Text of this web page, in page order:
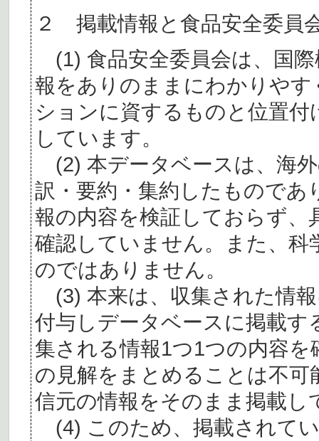
２ 掲載情報と食品安全委員
(1) 食品安全委員会は、国
報をありのままにわかりや
ションに資するものと位置
しています。
(2) 本データベースは、海
訳・要約・集約したものであ
報の内容を検証しておらず、
確認していません。また、
のではありません。
(3) 本来は、収集された情
付与しデータベースに掲載
集される情報1つ1つの内容
の見解をまとめることは不
信元の情報をそのまま掲載し
(4) このため、掲載されて